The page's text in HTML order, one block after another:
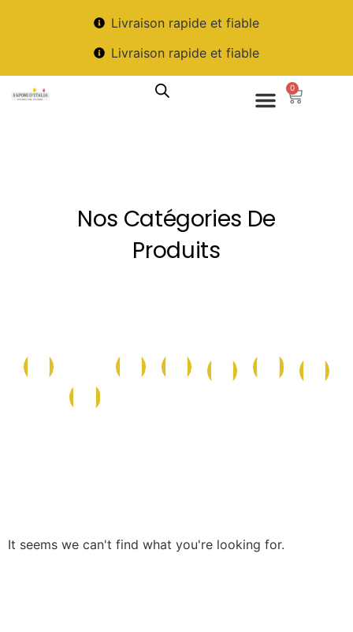
Livraison rapide et fiable
Livraison rapide et fiable
0
Nos Catégories De
Produits
La
Boutique
Conserves
Produits
de
Epicerie
Salée
Epicerie
Sucrée
Maison
et
Cave
Italienneet
It seems we can't find what you're looking for.